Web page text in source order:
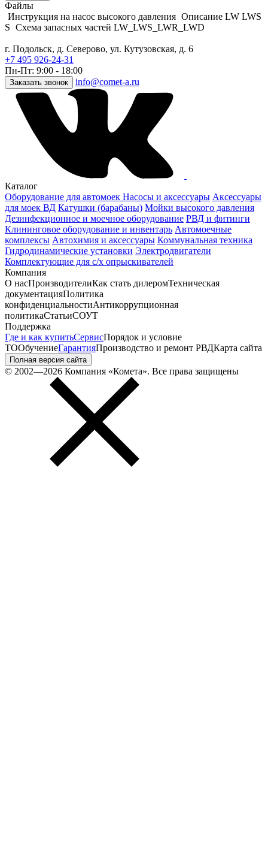
Файлы
Инструкция на насос высокого давления Описание LW LWS
S Схема запасных частей LW_LWS_LWR_LWD
г. Подольск, д. Северово, ул. Кутузовская, д. 6
+7 495 926-24-31
Пн-Пт: 9:00 - 18:00
Заказать звонок info@comet-a.ru
Каталог
Оборудование для автомоек Насосы и аксессуары Аксессуары
для моек ВД Катушки (барабаны) Мойки высокого давления
Дезинфекционное и моечное оборудование РВД и фитинги
Клининговое оборудование и инвентарь Автомоечные
комплексы Автохимия и аксессуары Коммунальная техника
Гидродинамические установки Электродвигатели
Комплектующие для с/х опрыскивателей
Компания
О насПроизводителиКак стать дилеромТехническая
документацияПолитика
конфиденциальностиАнтикоррупционная
политикаСтатьиСОУТ
Поддержка
Где и как купитьСервисПорядок и условие
ТООбучениеГарантияПроизводство и ремонт РВДКарта сайта
Полная версия сайта
© 2002—2026 Компания «Комета». Все права защищены